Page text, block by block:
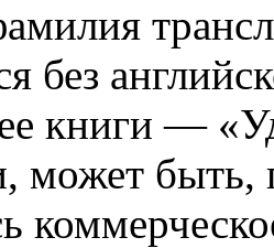
без
книги —
может быть,